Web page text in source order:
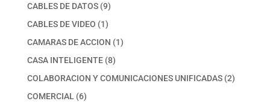
CABLES DE DATOS 99
productos
CABLES DE VIDEO 11
producto
CAMARAS DE ACCION 11
CASA INTELIGENTE 88
productos
COLABORACION Y COMUNICACIONES UNIFICADAS 22
COMERCIAL 66